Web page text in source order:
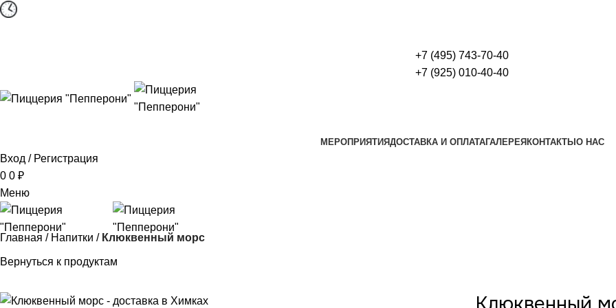
+7 (495) 743-70-40
+7 (925) 010-40-40
МЕРОПРИЯТИЯДОСТАВКА И ОПЛАТАГАЛЕРЕЯ КОНТАКТЫ О НАС
Вход / Регистрация
0 0 ₽
Меню
Главная Напитки Клюквенный морс
Вернуться к продуктам